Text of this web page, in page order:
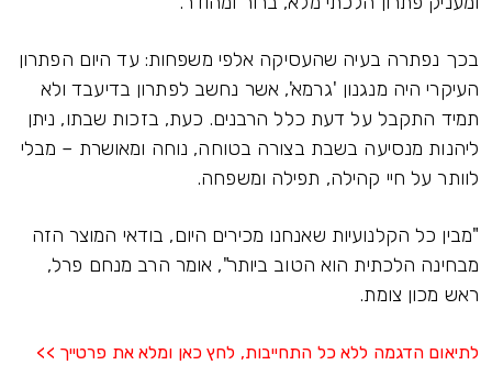
בכך נפתרה בעיה שהעסיקה אלפי משפחות: עד היום הפתרון
העיקרי היה מנגנון 'גרמא', אשר נחשב לפתרון בדיעבד ולא
תמיד התקבל על דעת כלל הרבנים. כעת, בזכות שבתו, ניתן
ליהנות מנסיעה בשבת בצורה בטוחה, נוחה ומאושרת – מבלי
לוותר על חיי קהילה, תפילה ומשפחה.
"מבין כל הקלנועיות שאנחנו מכירים היום, בודאי המוצר הזה
מבחינה הלכתית הוא הטוב ביותר", אומר הרב מנחם פרל,
ראש מכון צומת.
לתיאום הדגמה ללא כל התחייבות, לחץ כאן ומלא את פרטייך >>